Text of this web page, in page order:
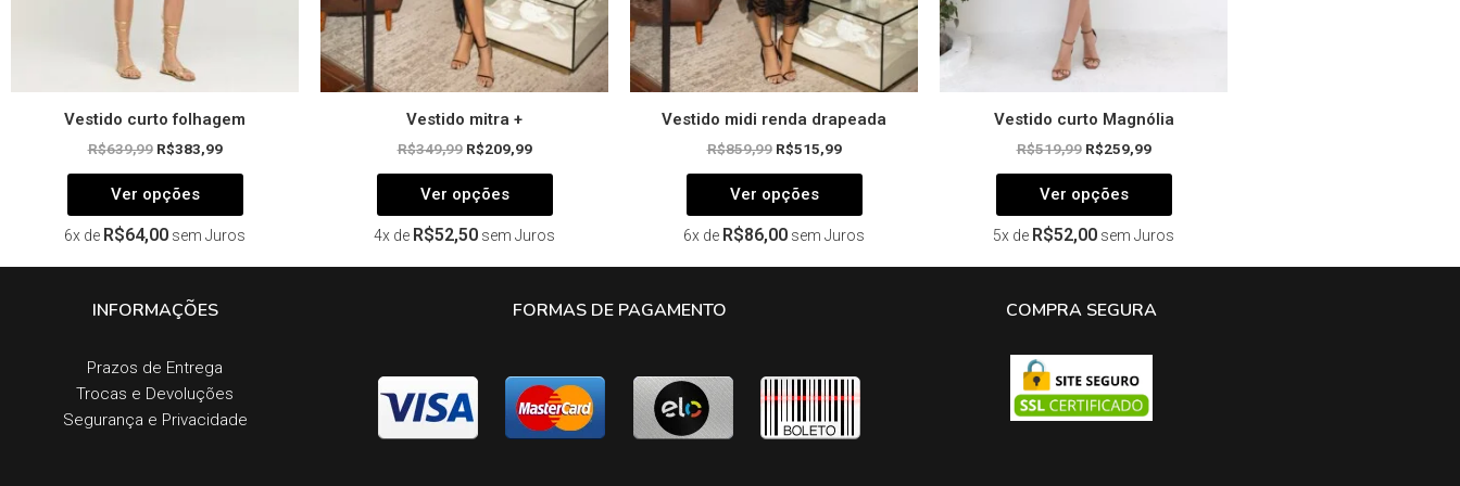
Vestido curto folhagem
R$639,99 R$383,99
Ver opções
6x de R$64,00 sem Juros
Vestido mitra +
R$349,99 R$209,99
Ver opções
página
do
produto
4x de R$52,50 sem Juros
Vestido midi renda drapeada
R$859,99 R$515,99
Ver opções
página
do
produto
6x de R$86,00 sem Juros
Vestido curto Magnólia
R$519,99 R$259,99
Ver opções
5x de R$52,00 sem Juros
INFORMAÇÕES
Prazos de Entrega​
Trocas e Devoluções​
Segurança e Privacidade
FORMAS DE PAGAMENTO COMPRA SEGURA